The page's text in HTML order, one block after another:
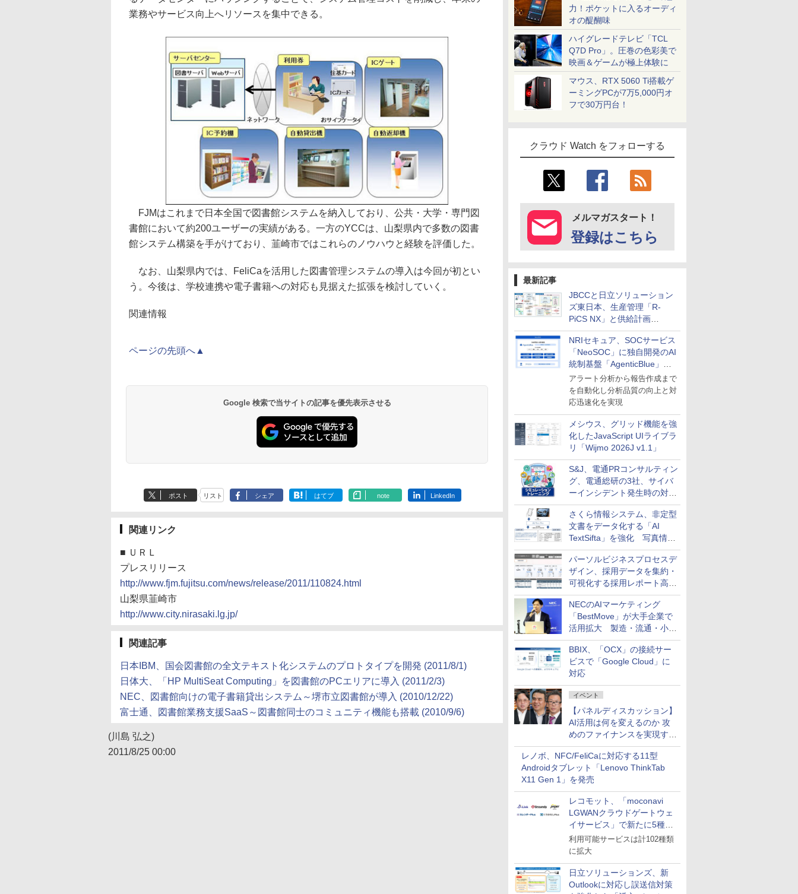
力！ポケットに入るオーディ
オの醍醐味
ハイグレードテレビ「TCL
Q7D Pro」。圧巻の色彩美で
映画＆ゲームが極上体験に
マウス、RTX 5060 Ti搭載ゲ
ーミングPCが7万5,000円オ
フで30万円台！
クラウド Watch をフォローする
メルマガスタート！
登録はこちら
最新記事
JBCCと日立ソリューション
ズ東日本、生産管理「R-
PiCS NX」と供給計画
「scSQUARE ISP」の連携サ
ービスを提供開始
NRIセキュア、SOCサービス
「NeoSOC」に独自開発のAI
統制基盤「AgenticBlue」を
導入
アラート分析から報告作成まで
を自動化し分析品質の向上と対
応迅速化を実現
メシウス、グリッド機能を強
化したJavaScript UIライブラ
リ「Wijmo 2026J v1.1」
S&J、電通PRコンサルティン
グ、電通総研の3社、サイバ
ーインシデント発生時の対応
と危機管理広報を一体的に訓
練するプログラムを提供
さくら情報システム、非定型
文書をデータ化する「AI
TextSifta」を強化 写真情報
のデータ化などに対応
パーソルビジネスプロセスデ
ザイン、採用データを集約・
可視化する採用レポート高速
化サービスを提供
NECのAIマーケティング
「BestMove」が大手企業で
活用拡大 製造・流通・小売
企業・広告代理店などが実装
フェーズへ
BBIX、「OCX」の接続サー
ビスで「Google Cloud」に
対応
イベント
【パネルディスカッション】
AI活用は何を変えるのか 攻
めのファイナンスを実現する
業務設計とマインドセット変
革
レノボ、NFC/FeliCaに対応する11型
Androidタブレット「Lenovo ThinkTab
X11 Gen 1」を発売
レコモット、「moconavi
LGWANクラウドゲートウェ
イサービス」で新たに5種類
のサービスと連携開始
利用可能サービスは計102種類
に拡大
日立ソリューションズ、新
Outlookに対応し誤送信対策
業務やサービス向上へリソースを集中できる。
FJMはこれまで日本全国で図書館システムを納入しており、公共・大学・専門図
書館において約200ユーザーの実績がある。一方のYCCは、山梨県内で多数の図書
館システム構築を手がけており、韮崎市ではこれらのノウハウと経験を評価した。
なお、山梨県内では、FeliCaを活用した図書管理システムの導入は今回が初とい
う。今後は、学校連携や電子書籍への対応も見据えた拡張を検討していく。
関連情報
ページの先頭へ▲
Google 検索で当サイトの記事を優先表示させる
ポスト リスト シェア はてブ note LinkedIn
関連リンク
■ ＵＲＬ
プレスリリース
http://www.fjm.fujitsu.com/news/release/2011/110824.html
山梨県韮崎市
http://www.city.nirasaki.lg.jp/
関連記事
日本IBM、国会図書館の全文テキスト化システムのプロトタイプを開発 (2011/8/1)
日体大、「HP MultiSeat Computing」を図書館のPCエリアに導入 (2011/2/3)
NEC、図書館向けの電子書籍貸出システム～堺市立図書館が導入 (2010/12/22)
富士通、図書館業務支援SaaS～図書館同士のコミュニティ機能も搭載 (2010/9/6)
(川島 弘之)
2011/8/25 00:00